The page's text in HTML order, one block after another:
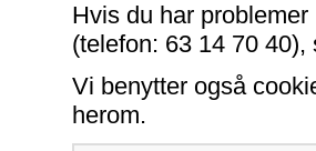
Hvis du har
(telefon: 63 14 70
Vi benytter også
herom.